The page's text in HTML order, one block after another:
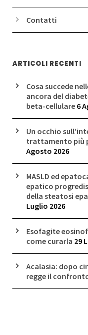
Contatti
ARTICOLI RECENTI
Cosa succede
ancora del
beta-cellulare 6
Un occhio
trattamento più
Agosto 2026
MASLD ed
epatico
della steatosi
Luglio 2026
Esofagite
come curarla 29
Acalasia: dopo
regge il